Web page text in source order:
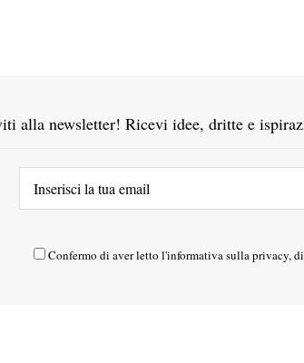
alla newsletter! Ricevi idee, dritte e
Confermo di aver letto l'informativa sulla privacy,